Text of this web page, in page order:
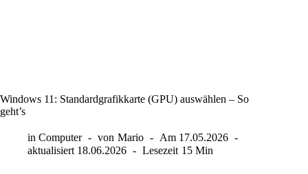
Windows 11: Standardgrafikkarte (GPU) auswählen – So
geht’s
in Computer von Mario Am 17.05.2026
aktualisiert 18.06.2026 Lesezeit 15 Min